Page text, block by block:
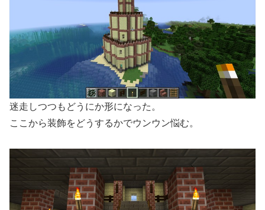
迷走しつつもどうにか形になった。
ここから装飾をどうするかでウンウン悩む。